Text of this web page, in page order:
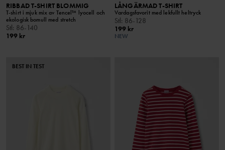
RIBBAD T-SHIRT BLOMMIG
T-shirt i mjuk mix av Tencel™ lyocell och
ekologisk bomull med stretch
Stl: 86-140
199 kr
LÅNGÄRMAD T-SHIRT
Vardagsfavorit med lekfullt heltryck
Stl: 86-128
199 kr
NEW
BEST IN TEST